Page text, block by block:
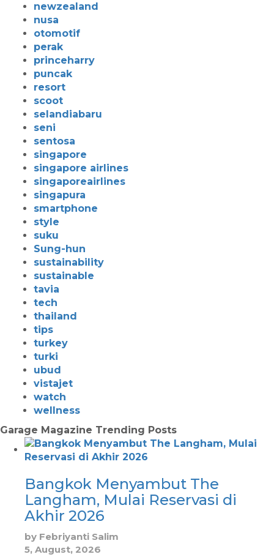
newzealand
nusa
otomotif
perak
princeharry
puncak
resort
scoot
selandiabaru
seni
sentosa
singapore
singapore airlines
singaporeairlines
singapura
smartphone
style
suku
Sung-hun
sustainability
sustainable
tavia
tech
thailand
tips
turkey
turki
ubud
vistajet
watch
wellness
Garage Magazine Trending Posts
Bangkok Menyambut The
Langham, Mulai Reservasi di
Akhir 2026
by Febriyanti Salim
5, August, 2026